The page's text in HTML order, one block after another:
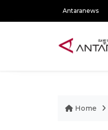
Antaranews
Home